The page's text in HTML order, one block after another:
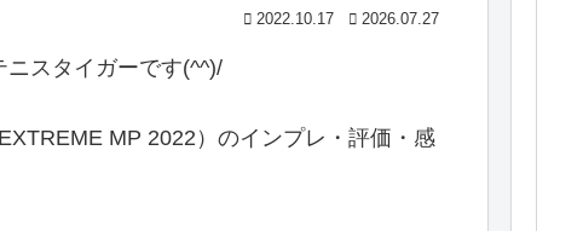
2022.10.17 2026.07.27
スタイガーです(^^)/
MP 2022）のインプレ・評価・感